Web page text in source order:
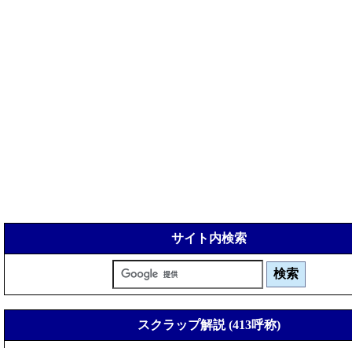
サイト内検索
スクラップ解説 (413呼称)